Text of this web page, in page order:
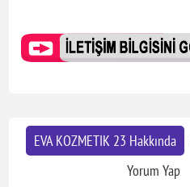
EVA KOZMETIK 23 Hakkında
Yorum Yap